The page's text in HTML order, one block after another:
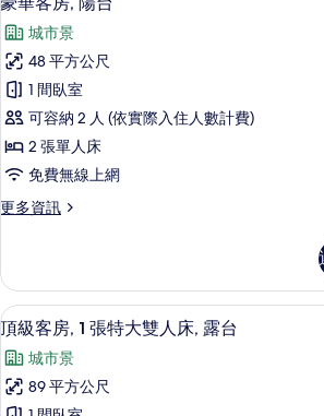
陽
台
的
所
有
相
片
特
大
雙
人
床,
陽
台
的
情
示
豪
華
客
房,
陽
台
的
有
相
片
城市景
48 平方公尺
1 間臥室
可容納 2 人 (依實際入住人數計費)
2 張單人床
免費無線上網
更多資訊
更
客
房,
陽
台
的
詳
情
顯
示
頂
級
頂級客房,
7
頂級客房, 1 張特大雙人床, 露台
城市景
89 平方公尺